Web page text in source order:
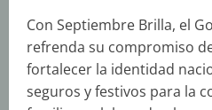
Con Septiembre Brilla, el
refrenda su compromiso
fortalecer la identidad
seguros y festivos para la